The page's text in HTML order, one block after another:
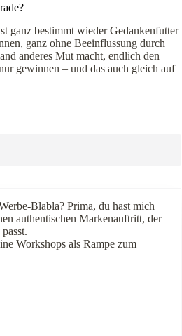
ganz bestimmt wieder Gedankenfutter
ganz ohne Beeinflussung durch
anderes Mut macht, endlich den
gewinnen – und das auch gleich auf
Blabla? Prima, du hast mich
authentischen Markenauftritt, der
Workshops als Rampe zum